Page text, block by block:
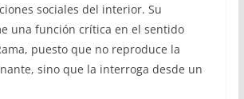
sociales del interior. Su
una función crítica en el sentido
puesto que no reproduce la
sino que la interroga desde un